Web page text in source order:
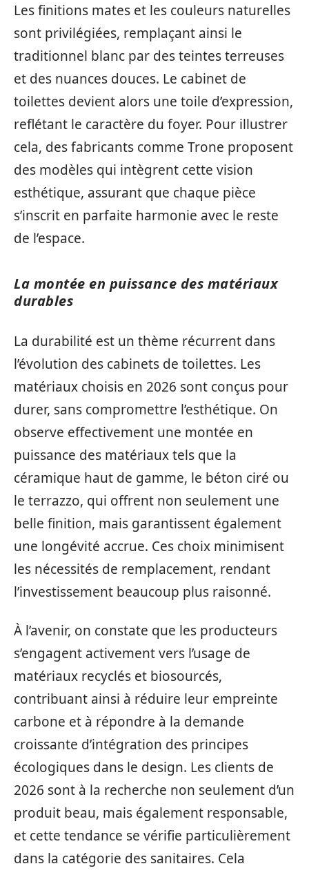
Les finitions mates et les couleurs naturelles
sont privilégiées, remplaçant ainsi le
traditionnel blanc par des teintes terreuses
et des nuances douces. Le cabinet de
toilettes devient alors une toile d’expression,
reflétant le caractère du foyer. Pour illustrer
cela, des fabricants comme Trone proposent
des modèles qui intègrent cette vision
esthétique, assurant que chaque pièce
s’inscrit en parfaite harmonie avec le reste
de l’espace.
La montée en puissance des matériaux
durables
La durabilité est un thème récurrent dans
l’évolution des cabinets de toilettes. Les
matériaux choisis en 2026 sont conçus pour
durer, sans compromettre l’esthétique. On
observe effectivement une montée en
puissance des matériaux tels que la
céramique haut de gamme, le béton ciré ou
le terrazzo, qui offrent non seulement une
belle finition, mais garantissent également
une longévité accrue. Ces choix minimisent
les nécessités de remplacement, rendant
l’investissement beaucoup plus raisonné.
À l’avenir, on constate que les producteurs
s’engagent activement vers l’usage de
matériaux recyclés et biosourcés,
contribuant ainsi à réduire leur empreinte
carbone et à répondre à la demande
croissante d’intégration des principes
écologiques dans le design. Les clients de
2026 sont à la recherche non seulement d’un
produit beau, mais également responsable,
et cette tendance se vérifie particulièrement
dans la catégorie des sanitaires. Cela